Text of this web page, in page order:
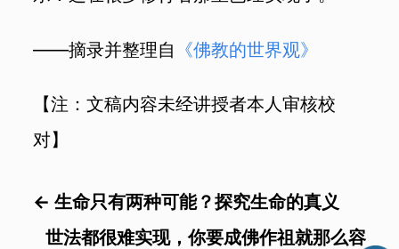
——摘录并整理自 《佛教的世界观》
【注：文稿内容未经讲授者本人审核校
对】
←生命只有两种可能？探究生命的真义
世法都很难实现，你要成佛作祖就那么容